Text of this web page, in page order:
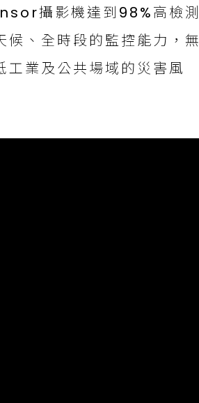
攝影機達到98%高檢測
、全時段的監控能力，無
業及公共場域的災害風